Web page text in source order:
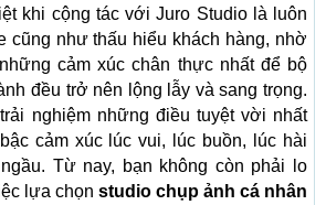
khi cộng tác với Juro Studio là luôn
cũng như thấu hiểu khách hàng, nhờ
cảm xúc chân thực nhất để bộ
đều trở nên lộng lẫy và sang trọng.
nghiệm những điều tuyệt vời nhất
cảm xúc lúc vui, lúc buồn, lúc hài
Từ nay, bạn không còn phải lo
lựa chọn studio chụp ảnh cá nhân